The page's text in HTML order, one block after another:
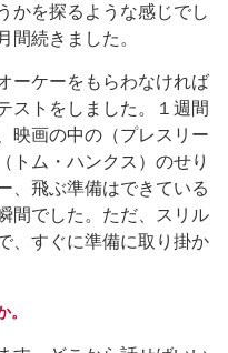
かを探るような感じでし
間続きました。
ーケーをもらわなければ
ストをしました。１週間
映画の中の（プレスリー
トム・ハンクス）のせり
、飛ぶ準備はできている
間でした。ただ、スリル
、すぐに準備に取り掛か
。